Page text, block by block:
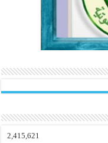
2,415,621